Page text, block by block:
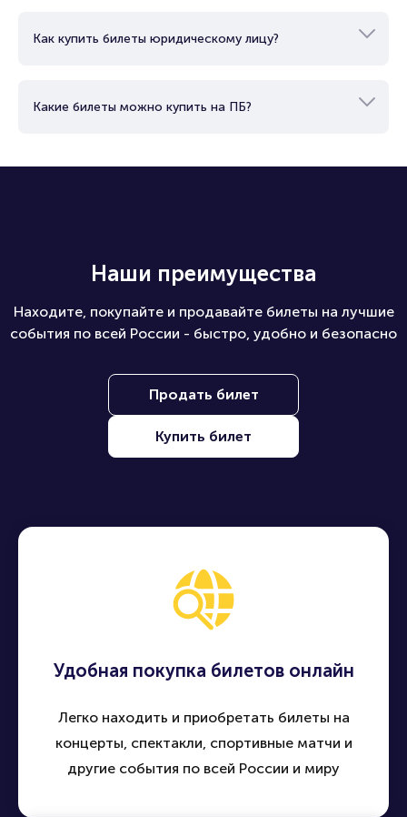
Как купить билеты юридическому лицу?
Какие билеты можно купить на ПБ?
Наши преимущества
Находите, покупайте и продавайте билеты на лучшие
события по всей России - быстро, удобно и безопасно
Продать билет
Купить билет
Удобная покупка билетов онлайн
Легко находить и приобретать билеты на
концерты, спектакли, спортивные матчи и
другие события по всей России и миру